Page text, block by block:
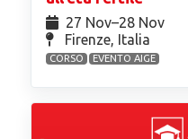
27 Nov⁠–28 Nov
Firenze, Italia
CORSO EVENTO AIGE